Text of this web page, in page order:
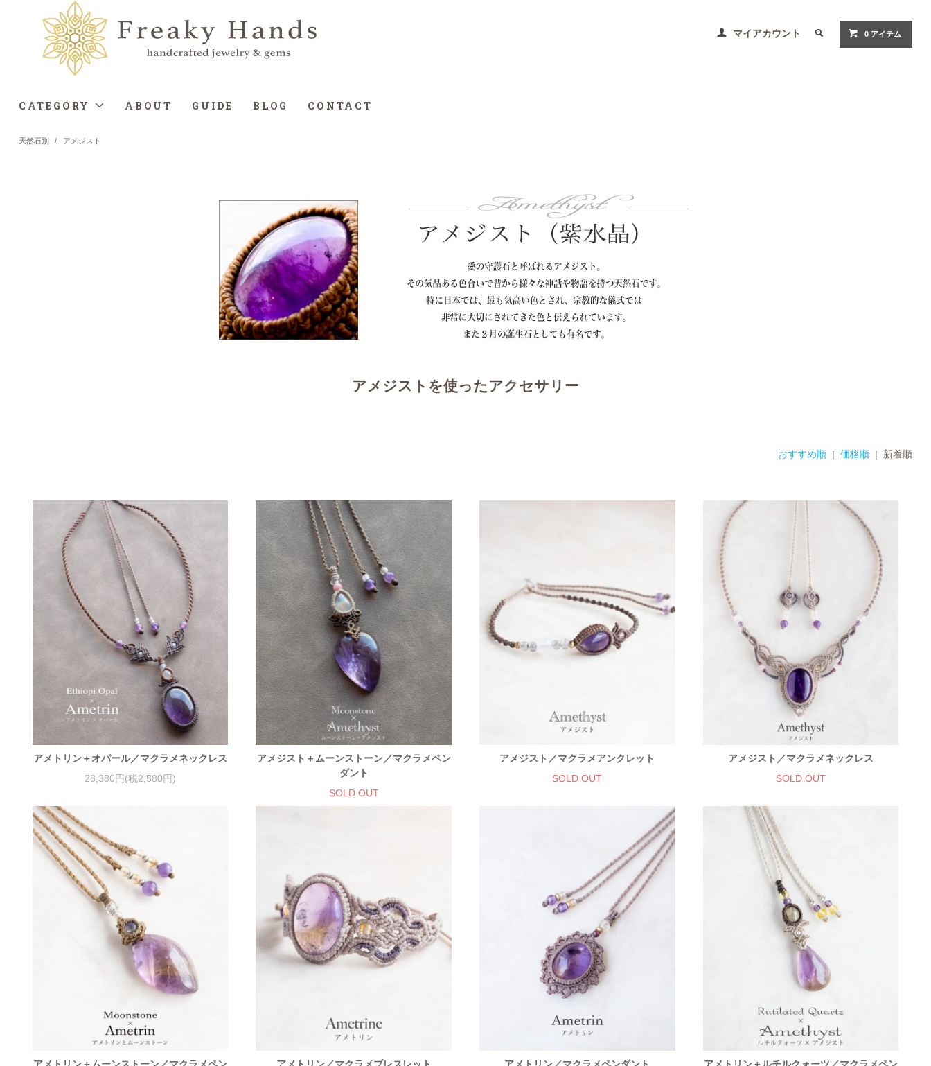
マイアカウント 0 アイテム
CATEGORY ABOUT GUIDE BLOG CONTACT
天然石別 / アメジスト
アメジストを使ったアクセサリー
おすすめ順 |価格順 | 新着順
アメトリン＋オパール／マクラメネックレス
28,380円(税2,580円)
アメジスト＋ムーンストーン／マクラメペン
ダント
SOLD OUT
アメジスト／マクラメアンクレット
SOLD OUT
アメジスト／マクラメネックレス
SOLD OUT
アメトリン＋ムーンストーン／マクラメペン
アメトリン／マクラメブレスレット
アメトリン／マクラメペンダント
アメトリン＋ルチルクォーツ／マクラメペン